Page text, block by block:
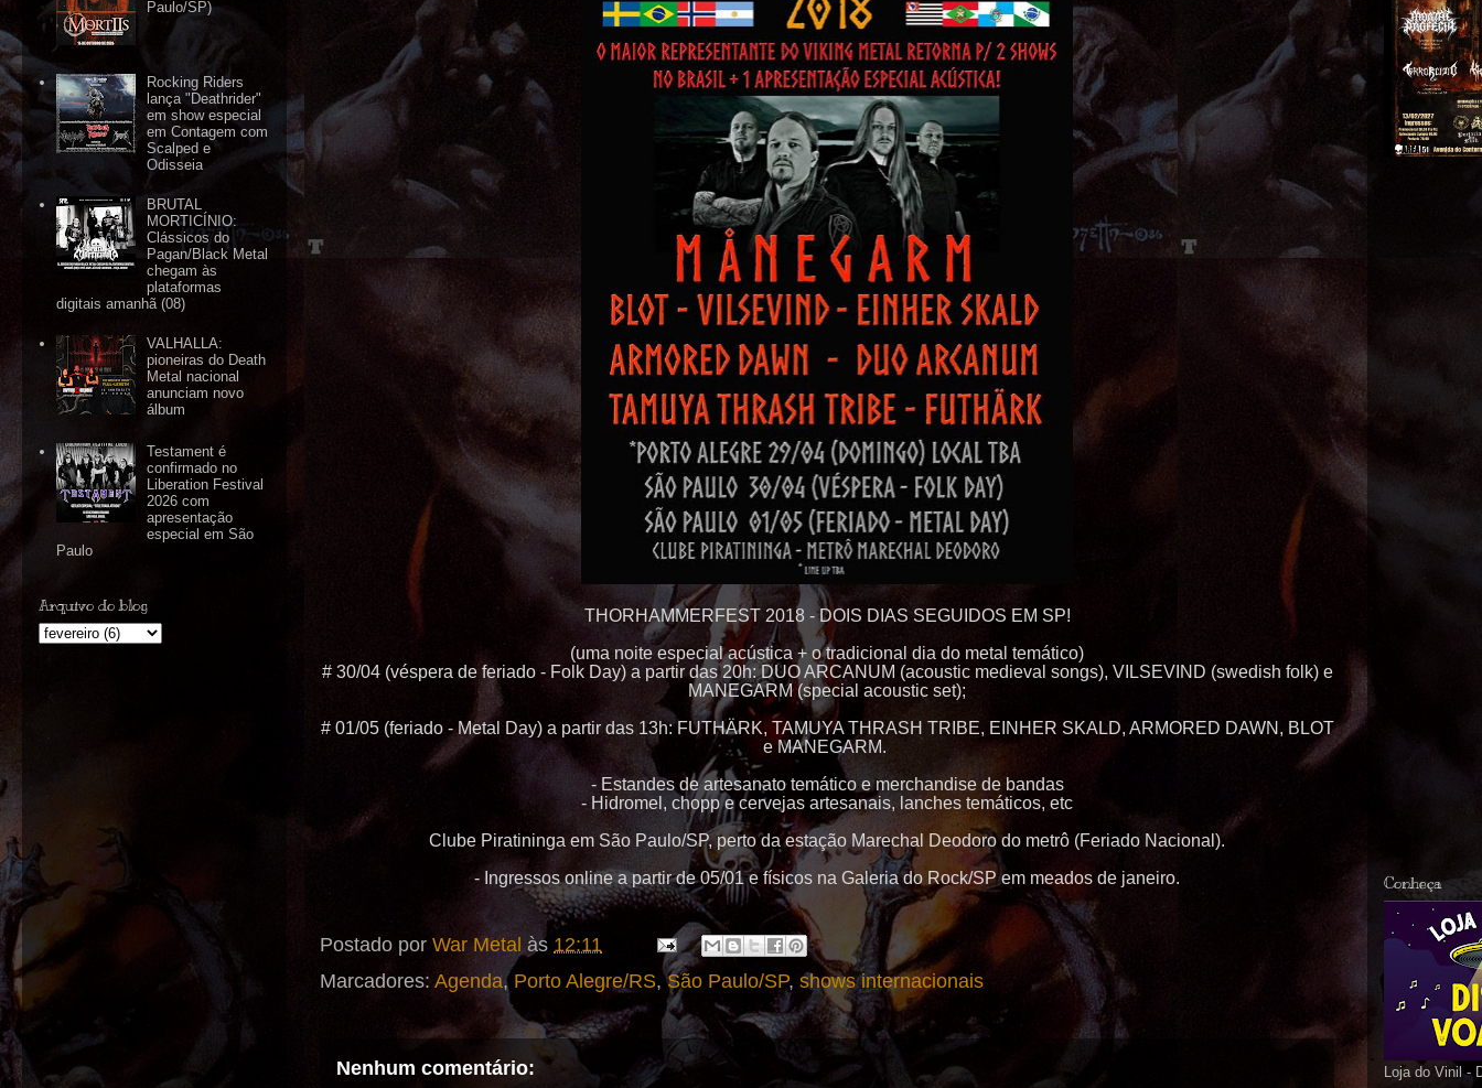
THORHAMMERFEST 2018 - DOIS DIAS SEGUIDOS EM SP!
(uma noite especial acústica + o tradicional dia do metal temático)
# 30/04 (véspera de feriado - Folk Day) a partir das 20h: DUO ARCANUM (acousticmedieval songs), VILSEVIND (swedish folk) e
MANEGARM (special acoustic set);
# 01/05 (feriado - Metal Day) a partir das 13h: FUTHÄRK, TAMUYA THRASH TRIBE, EINHER SKALD, ARMORED DAWN, BLOT
e MANEGARM.
- Estandes de artesanato temático emerchandisede bandas
- Hidromel , choppe cervejas artesanais, lanches temáticos, etc
Clube Piratininga em São Paulo/SP, perto da estação Marechal Deodoro do metrô (Feriado Nacional).
- Ingressos online a partir de 05/01 e físicos na Galeria do Rock/SP em meados de janeiro.
Postado por War Metal às 12:11
Marcadores: Agenda, Porto Alegre/RS,São Paulo/SP, shows internacionais
Nenhum comentário:
Paulo/SP)
Rocking Riders
lança "Deathrider"
em show especial
em Contagem com
Scalped e
Odisseia
BRUTAL
MORTICÍNIO:
Clássicos do
Pagan/Black Metal
chegam às
plataformas
digitais amanhã (08)
VALHALLA:
pioneiras do Death
Metal nacional
anunciam novo
álbum
Testament é
confirmado no
Liberation Festival
2026 com
apresentação
especial em São
Paulo
Arquivo do blog
Conheça
Loja do Vinil -